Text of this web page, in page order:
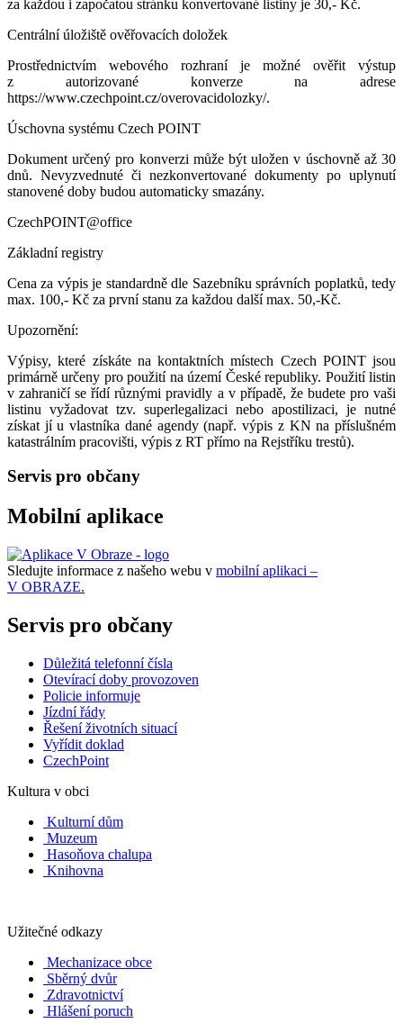
za každou i započatou stránku konvertované listiny je 30,- Kč.
Centrální úložiště ověřovacích doložek
Prostřednictvím webového rozhraní je možné ověřit výstup
z autorizované konverze na adrese
https://www.czechpoint.cz/overovacidolozky/.
Úschovna systému Czech POINT
Dokument určený pro konverzi může být uložen v úschovně až 30
dnů. Nevyzvednuté či nezkonvertované dokumenty po uplynutí
stanovené doby budou automaticky smazány.
CzechPOINT@office
Základní registry
Cena za výpis je standardně dle Sazebníku správních poplatků, tedy
max. 100,- Kč za první stanu za každou další max. 50,-Kč.
Upozornění:
Výpisy, které získáte na kontaktních místech Czech POINT jsou
primárně určeny pro použití na území České republiky. Použití listin
v zahraničí se řídí různými pravidly a v případě, že budete pro vaši
listinu vyžadovat tzv. superlegalizaci nebo apostilizaci, je nutné
získat jí u vlastníka dané agendy (např. výpis z KN na příslušném
katastrálním pracovišti, výpis z RT přímo na Rejstříku trestů).
Servis pro občany
Mobilní aplikace
Sledujte informace z našeho webu v mobilní aplikaci –
V OBRAZE.
Servis pro občany
Důležitá telefonní čísla
Otevírací doby provozoven
Policie informuje
Jízdní řády
Řešení životních situací
Vyřídit doklad
CzechPoint
Kultura v obci
Kulturní dům
Muzeum
Hasoňova chalupa
Knihovna
Užitečné odkazy
Mechanizace obce
Sběrný dvůr
Zdravotnictví
Hlášení poruch